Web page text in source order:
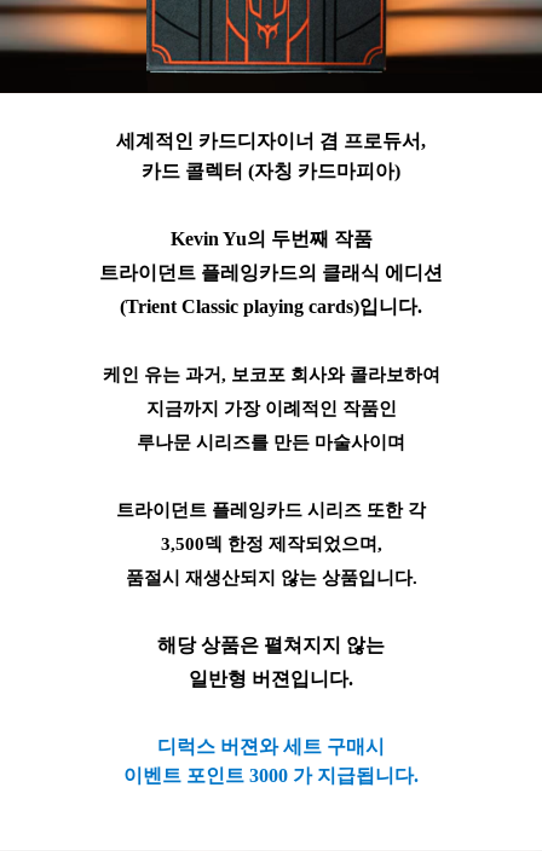
세계적인 카드디자이너 겸 프로듀서,
카드 콜렉터 (자칭 카드마피아)
Kevin Yu의 두번째 작품
트라이던트 플레잉카드의 클래식 에디션
(Trient Classic playing cards)입니다.
케인 유는 과거, 보코포 회사와 콜라보하여
지금까지 가장 이례적인 작품인
루나문 시리즈를 만든 마술사이며
트라이던트 플레잉카드 시리즈 또한 각
3,500덱 한정 제작되었으며,
품절시 재생산되지 않는 상품입니다.
해당 상품은 펼쳐지지 않는
일반형 버젼입니다.
디럭스 버젼와 세트 구매시
이벤트 포인트 3000 가 지급됩니다.